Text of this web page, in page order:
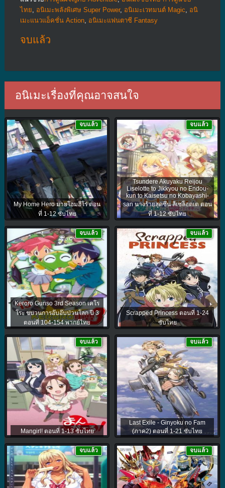
ไทย
อนิเมะพลังพิเศษ Super Power, อนิเมะเวทมนต์ Magic
อนิ
เมะแนวแอ็คชั่น Action, อนิเมะแฟนตาซี Fantasy
จบแล้ว
อนิเมะเรื่องที่คุณอาจสนใจ
My Home Hero มายโฮมฮีโร่ ตอน
ที่ 1-12 ซับไทย
จบแล้ว
Tsundere Akuyaku Reijou
Liselotte to Jikkyou no Endou-
kun to Kaisetsu no Kobayashi-
san นางร้ายสุดซึน ลีเซล็อตเต ตอน
ที่ 1-12 ซับไทย
จบแล้ว
Keroro Gunso 3rd Season เคโร
โระ ขบวนการอ๊บอ๊บป่วนโลก ปี 3
ตอนที่ 104-154 พากย์ไทย
จบแล้ว
Scrapped Princess ตอนที่ 1-24
ซับไทย
จบแล้ว
Mangirl! ตอนที่ 1-13 ซับไทย
จบแล้ว
Last Exile - Ginyoku no Fam
(ภาค2) ตอนที่ 1-21 ซับไทย
จบแล้ว
จบแล้ว จบแล้ว